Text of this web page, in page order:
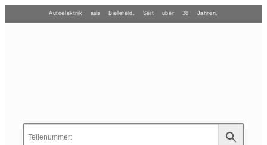
Autoelektrik aus Bielefeld. Seit über 38 Jahren.